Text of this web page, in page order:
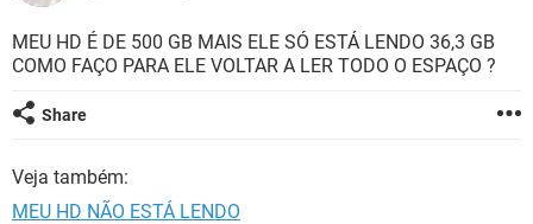
GUIA DE COMPRAS
INSTAGRAM GMAIL
GUIA DE COMPRAS
CELULAR
OUTLOOK EXCEL
JOGOS WHATSAPP
CELULAR FACEBOOK
OUTLOOK
GUIA DE COMPRAS
MEU HD É DE 500 GB MAIS ELE SÓ ESTÁ LENDO 36,3 GB
COMO FAÇO PARA ELE VOLTAR A LER TODO O ESPAÇO ?
Share
Veja também:
MEU HD NÃO ESTÁ LENDO